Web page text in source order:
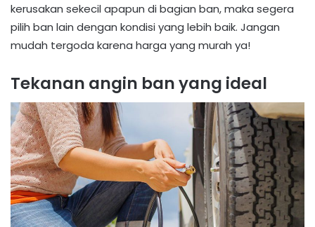
kerusakan sekecil apapun di bagian ban, maka segera
pilih ban lain dengan kondisi yang lebih baik. Jangan
mudah tergoda karena harga yang murah ya!
Tekanan angin ban yang ideal